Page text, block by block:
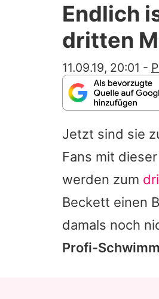
Endlich
dritten
11.09.19, 20:01 -
Jetzt sind sie
Fans mit
werden zum
Beckett einen
damals noch
Profi-